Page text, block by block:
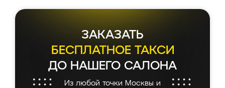
ЗАКАЗАТЬ
БЕСПЛАТНОЕ ТАКСИ
ДО НАШЕГО САЛОНА
Из любой точки Москвы и